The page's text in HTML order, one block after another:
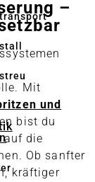
–
Mit
und
bist du
auf die
Ob sanfter
kräftiger